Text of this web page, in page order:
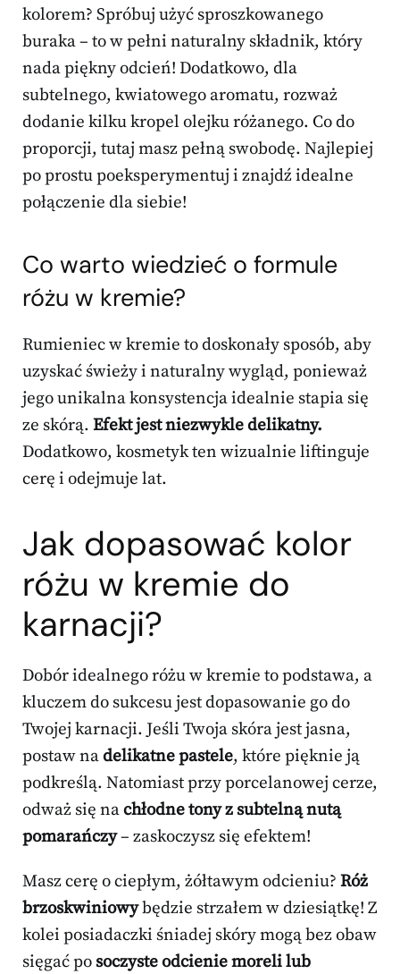
kolorem? Spróbuj użyć sproszkowanego
buraka – to w pełni naturalny składnik, który
nada piękny odcień! Dodatkowo, dla
subtelnego, kwiatowego aromatu, rozważ
dodanie kilku kropel olejku różanego. Co do
proporcji, tutaj masz pełną swobodę. Najlepiej
po prostu poeksperymentuj i znajdź idealne
połączenie dla siebie!
Co warto wiedzieć o formule
różu w kremie?
Rumieniec w kremie to doskonały sposób, aby
uzyskać świeży i naturalny wygląd, ponieważ
jego unikalna konsystencja idealnie stapia się
ze skórą. Efekt jest niezwykle delikatny.
Dodatkowo, kosmetyk ten wizualnie liftinguje
cerę i odejmuje lat.
Jak dopasować kolor
różu w kremie do
karnacji?
Dobór idealnego różu w kremie to podstawa, a
kluczem do sukcesu jest dopasowanie go do
Twojej karnacji. Jeśli Twoja skóra jest jasna,
postaw nadelikatne pastele, które pięknie ją
podkreślą. Natomiast przy porcelanowej cerze,
odważ się nachłodne tony z subtelną nutą
pomarańczy– zaskoczysz się efektem!
Masz cerę o ciepłym, żółtawym odcieniu? Róż
brzoskwiniowybędzie strzałem w dziesiątkę! Z
kolei posiadaczki śniadej skóry mogą bez obaw
sięgać po soczyste odcienie moreli lub